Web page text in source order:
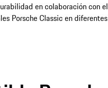
en colaboración con el
Porsche Classic en diferentes